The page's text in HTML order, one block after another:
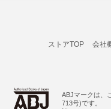
ストアTOP 会社
ABJマークは、
713号)です。